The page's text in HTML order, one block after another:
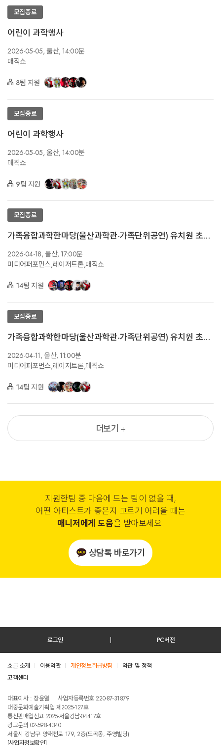
모집종료
어린이 과학행사
2026-05-05, 울산, 14:00분
매직쇼
8팀 지원
모집종료
어린이 과학행사
2026-05-05, 울산, 14:00분
매직쇼
9팀 지원
모집종료
가족융합과학한마당(울산과학관-가족단위공연) 유치원 초등 가족대상 1회공연 및 2회공연
2026-04-18, 울산, 17:00분
미디어퍼포먼스,레이저트론,매직쇼
14팀 지원
모집종료
가족융합과학한마당(울산과학관-가족단위공연) 유치원 초등 가족대상
2026-04-11, 울산, 11:00분
미디어퍼포먼스,레이저트론,매직쇼
14팀 지원
더보기
지원한팀 중 마음에 드는 팀이 없을 때,
어떤 아티스트가 좋은지 고르기 어려울 때는
매니저에게 도움을 받아보세요.
상담톡 바로가기
로그인 PC버전
쇼글 소개 이용약관 개인정보취급방침
약관 및 정책
고객센터
대표이사 : 장윤열
사업자등록번호 220-87-31879
대중문화예술기획업 제2025-127호
통신판매업신고 2025-서울강남-04417호
광고문의 02-598-4340
서울시 강남구 양재천로 179, 2층(도곡동, 주영빌딩)
[사업자정보확인]